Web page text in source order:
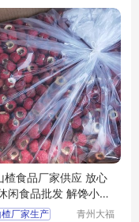
楂食品厂家供应 放心
闲食品批发 解馋小零
厂家生产
青州大福